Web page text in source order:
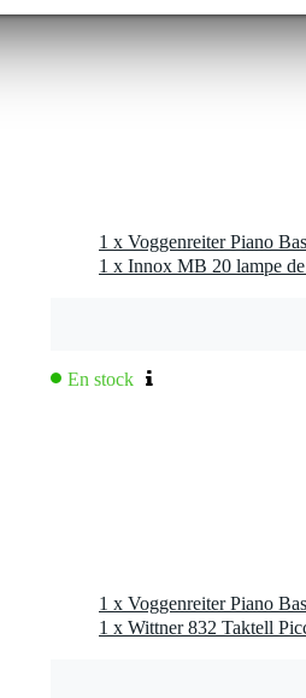
1 x Voggenreiter Piano
1 x Innox MB 20 lampe
En stock
1 x Voggenreiter Piano
1 x Wittner 832 Taktell